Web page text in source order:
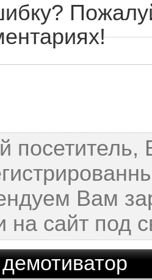
посетитель,
Вам
на сайт под